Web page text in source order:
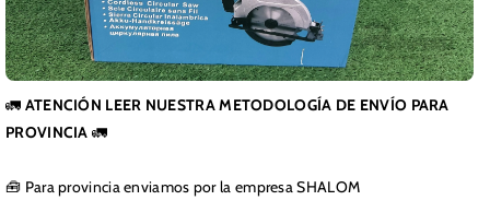
🚛 ATENCIÓN LEER NUESTRA METODOLOGÍA DE ENVÍO PARA
PROVINCIA 🚛
🧰 Para provincia enviamos por la empresa SHALOM